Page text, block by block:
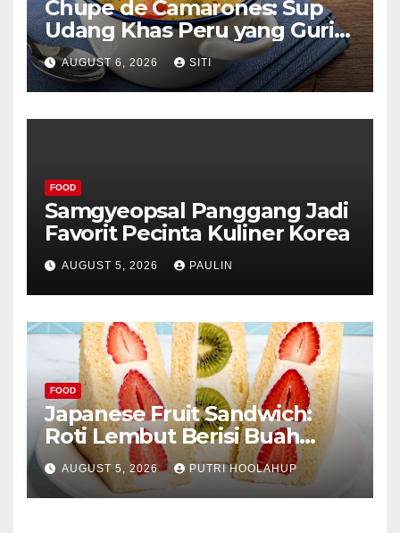
Chupe de Camarones: Sup
Udang Khas Peru yang Gurih
Lezat
AUGUST 6, 2026 SITI
FOOD
Samgyeopsal Panggang Jadi
Favorit Pecinta Kuliner Korea
AUGUST 5, 2026 PAULIN
FOOD
Japanese Fruit Sandwich:
Roti Lembut Berisi Buah
Segar yang Memikat Selera
AUGUST 5, 2026 PUTRI HOOLAHUP